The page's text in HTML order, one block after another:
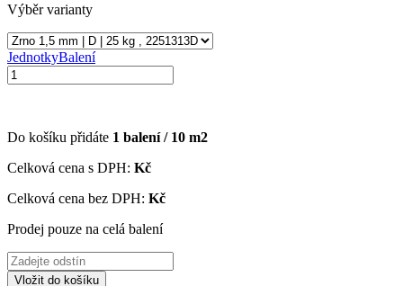
Výběr varianty
JednotkyBalení
Do košíku přidáte 1 balení / 10 m2
Celková cena s DPH: Kč
Celková cena bez DPH: Kč
Prodej pouze na celá balení